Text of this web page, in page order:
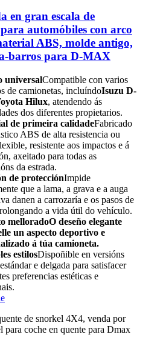
en gran escala de
para automóbiles con arco
ABS, molde antigo,
barros para D-MAX
universalCompatible con varios
de camionetas, incluíndoIsuzu D-
Hilux, atendendo ás
dos diferentes propietarios.
de primeira calidadeFabricado
ABS de alta resistencia ou
resistente aos impactos e á
axeitado para todas as
da estrada.
de protecciónImpide
que a lama, a grava e a auga
danen a carrozaría e os pasos de
a vida útil do vehículo.
melloradoO deseño elegante
un aspecto deportivo e
á túa camioneta.
estilosDispoñible en versións
e delgada para satisfacer
preferencias estéticas e